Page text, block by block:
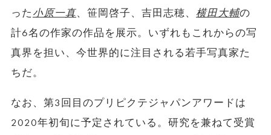
った小原一真、笹岡啓子、吉田志穂、横田大輔の
計6名の作家の作品を展示。いずれもこれからの写
真界を担い、今世界的に注目される若手写真家た
ちだ。
なお、第3回目のプリピクテジャパンアワードは
2020年初旬に予定されている。研究を兼ねて受賞